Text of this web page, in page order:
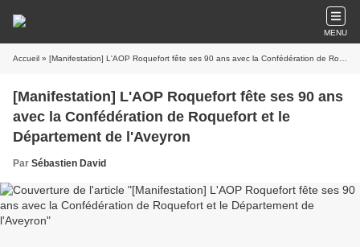
MENU
Accueil » [Manifestation] L'AOP Roquefort fête ses 90 ans avec la Confédération de Roquefort et le Département de l'Aveyron
[Manifestation] L'AOP Roquefort fête ses 90 ans
avec la Confédération de Roquefort et le
Département de l'Aveyron
Par Sébastien David